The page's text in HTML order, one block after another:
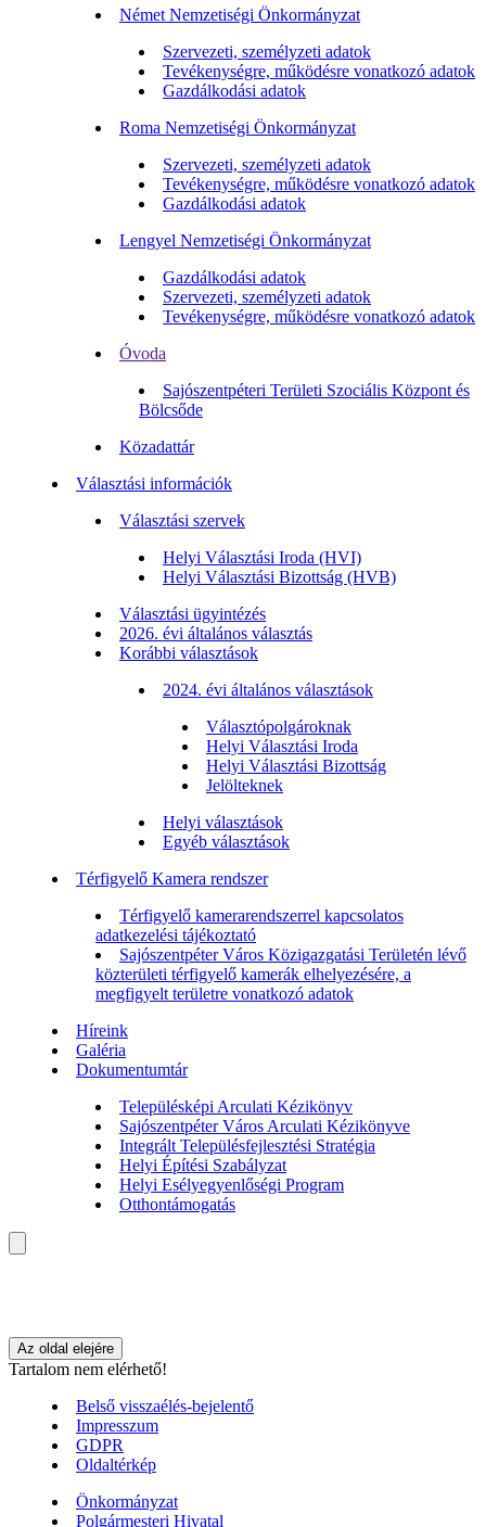
Német Nemzetiségi Önkormányzat
Szervezeti, személyzeti adatok
Tevékenységre, működésre vonatkozó adatok
Gazdálkodási adatok
Roma Nemzetiségi Önkormányzat
Szervezeti, személyzeti adatok
Tevékenységre, működésre vonatkozó adatok
Gazdálkodási adatok
Lengyel Nemzetiségi Önkormányzat
Gazdálkodási adatok
Szervezeti, személyzeti adatok
Tevékenységre, működésre vonatkozó adatok
Óvoda
Sajószentpéteri Területi Szociális Központ és
Bölcsőde
Közadattár
Választási információk
Választási szervek
Helyi Választási Iroda (HVI)
Helyi Választási Bizottság (HVB)
Választási ügyintézés
2026. évi általános választás
Korábbi választások
2024. évi általános választások
Választópolgároknak
Helyi Választási Iroda
Helyi Választási Bizottság
Jelölteknek
Helyi választások
Egyéb választások
Térfigyelő Kamera rendszer
Térfigyelő kamerarendszerrel kapcsolatos
adatkezelési tájékoztató
Sajószentpéter Város Közigazgatási Területén lévő
közterületi térfigyelő kamerák elhelyezésére, a
megfigyelt területre vonatkozó adatok
Híreink
Galéria
Dokumentumtár
Településképi Arculati Kézikönyv
Sajószentpéter Város Arculati Kézikönyve
Integrált Településfejlesztési Stratégia
Helyi Építési Szabályzat
Helyi Esélyegyenlőségi Program
Otthontámogatás
Az oldal elejére
Tartalom nem elérhető!
Belső visszaélés-bejelentő
Impresszum
GDPR
Oldaltérkép
Önkormányzat
Polgármesteri Hivatal